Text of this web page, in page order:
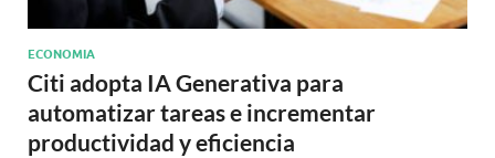
ECONOMIA
Citi adopta IA Generativa para
automatizar tareas e incrementar
productividad y eficiencia